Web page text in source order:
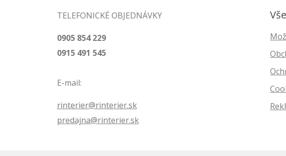
TELEFONICKÉ OBJEDNÁVKY
0905 854 229
0915 491 545
E-mail:
rinterier@rinterier.sk
predajna@rinterier.sk